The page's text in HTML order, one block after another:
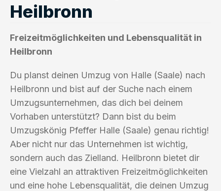
Heilbronn
Freizeitmöglichkeiten und Lebensqualität in
Heilbronn
Du planst deinen Umzug von Halle (Saale) nach
Heilbronn und bist auf der Suche nach einem
Umzugsunternehmen, das dich bei deinem
Vorhaben unterstützt? Dann bist du beim
Umzugskönig Pfeffer Halle (Saale) genau richtig!
Aber nicht nur das Unternehmen ist wichtig,
sondern auch das Zielland. Heilbronn bietet dir
eine Vielzahl an attraktiven Freizeitmöglichkeiten
und eine hohe Lebensqualität, die deinen Umzug